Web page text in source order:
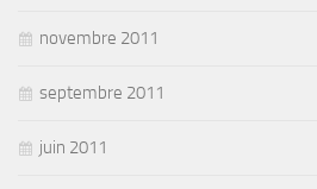
novembre 2011
septembre 2011
juin 2011